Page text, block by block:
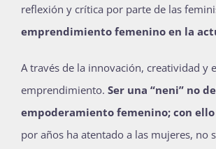
reflexión y crítica por parte de las
emprendimiento femenino en la
A través de la innovación, creatividad y
emprendimiento. Ser una “neni” no
empoderamiento femenino; con
por años ha atentado a las mujeres,